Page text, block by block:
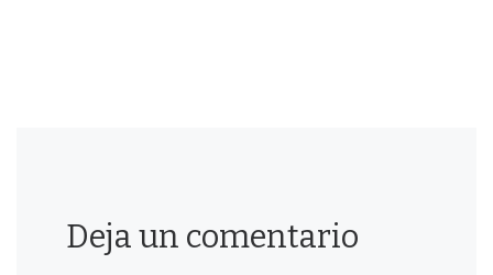
Deja un comentario